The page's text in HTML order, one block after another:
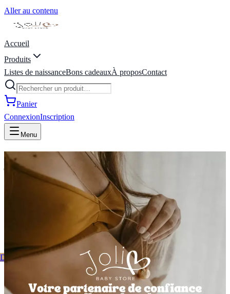
Aller au contenu
Accueil
Produits
Listes de naissanceBons cadeauxÀ proposContact
Panier
ConnexionInscription
Menu
joli coeur baby store | liste de
naissance | Marche-en-
Famenne, Belgique
Bienvenue Chez Joli Coeur
Découvrez notre catalogue
Bienvenue Chez Joli Coeur